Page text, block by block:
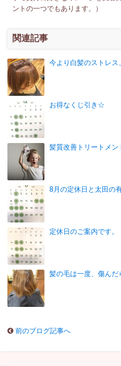
ントの一つでもあります。）
関連記事
今より白髪のストレ
お得なくじ引き☆
髪質改善トリートメン
8月の定休日と太田の
定休日のご案内です。
髪の毛は一度、傷んだ
前のブログ記事へ